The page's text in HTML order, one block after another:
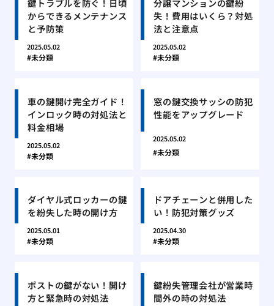
鍵トラブルを防ぐ！日頃
からできるメンテナンス
と予防策
2025.05.02
未分類
分譲マンションの鍵紛
失！費用はいくら？対処
法と注意点
2025.05.02
未分類
車の鍵開け完全ガイド！
インロック時の対処法と
料金相場
2025.05.02
未分類
窓の鍵交換サッシの防犯
性能をアップグレード
2025.05.02
未分類
ダイヤル式ロッカーの鍵
を紛失した時の開け方
2025.05.01
未分類
ドアチェーンと併用した
い！防犯対策グッズ
2025.04.30
未分類
ポストの鍵がない！開け
方と緊急時の対処法
鍵紛失管理会社が営業時
間外の時の対処法